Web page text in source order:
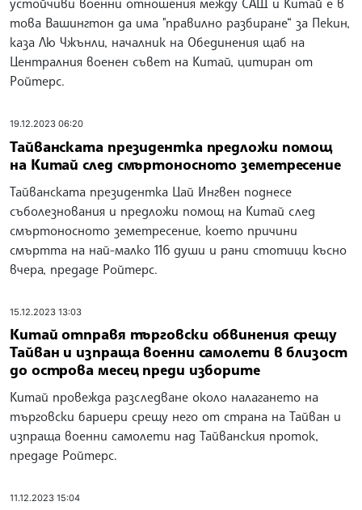
устойчиви военни отношения между САЩ и Китай е в
това Вашингтон да има "правилно разбиране“ за Пекин,
каза Лю Чжънли, началник на Обединения щаб на
Централния военен съвет на Китай, цитиран от
Ройтерс.
19.12.2023 06:20
Тайванската президентка предложи помощ
на Китай след смъртоносното земетресение
Тайванската президентка Цай Ингвен поднесе
съболезнования и предложи помощ на Китай след
смъртоносното земетресение, което причини
смъртта на най-малко 116 души и рани стотици късно
вчера, предаде Ройтерс.
15.12.2023 13:03
Китай отправя търговски обвинения срещу
Тайван и изпраща военни самолети в близост
до острова месец преди изборите
Китай провежда разследване около налагането на
търговски бариери срещу него от страна на Тайван и
изпраща военни самолети над Тайванския проток,
предаде Ройтерс.
11.12.2023 15:04